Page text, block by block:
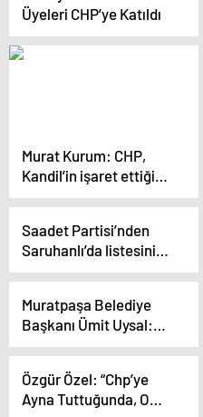
Üyeleri CHP’ye Katıldı
Murat Kurum: CHP,
Kandil’in işaret ettiği
‘Kent Uzlaşısı’ yapmak
Saadet Partisi’nden
Saruhanlı’da listesini
yetiştiremeyen CHP’ye
Muratpaşa Belediye
Başkanı Ümit Uysal:
İktidar Kentin
Özgür Özel: “Chp’ye
Ayna Tuttuğunda, O